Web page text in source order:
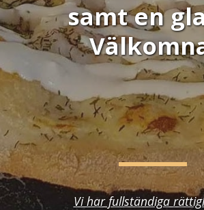
samt en
Vi har fullständiga